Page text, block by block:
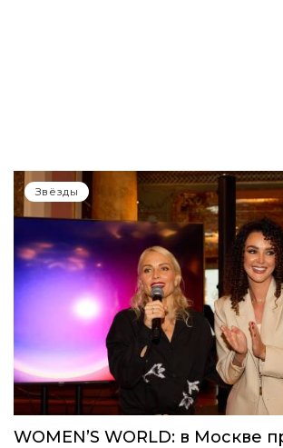
Звёзды
WOMEN’S WORLD: в Москве